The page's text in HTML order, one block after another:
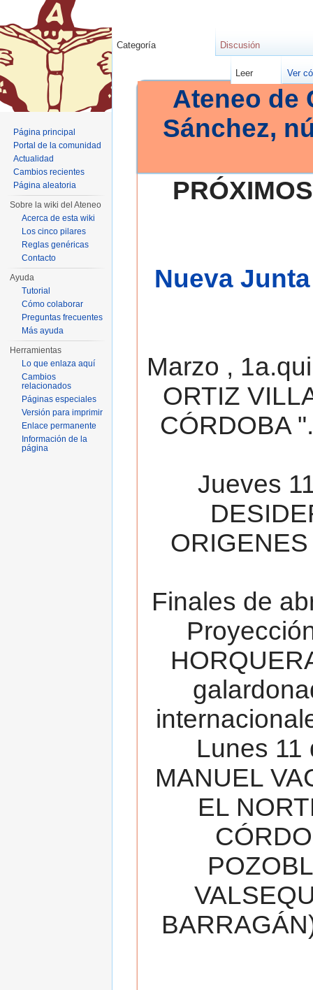
Ateneo de
Sánchez,
Nueva
Marzo ,
ORTIZ
CÓRDOBA
Jueves
Finales de
Lunes 11
MANUEL
EL
Categoría Discusión
Leer Ver
Página principal
Portal de la comunidad
Actualidad
Cambios recientes
Página aleatoria
Sobre la wiki del Ateneo
Acerca de esta wiki
Los cinco pilares
Reglas genéricas
Contacto
Ayuda
Tutorial
Cómo colaborar
Preguntas frecuentes
Más ayuda
Herramientas
Lo que enlaza aquí
Cambios
relacionados
Páginas especiales
Versión para imprimir
Enlace permanente
Información de la
página